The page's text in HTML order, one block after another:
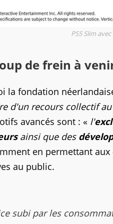
PS5 Slim
de frein à
la fondation
d'un recours collectif
avancés sont : « l'
ainsi que des
en permettant
au public.
subi par les